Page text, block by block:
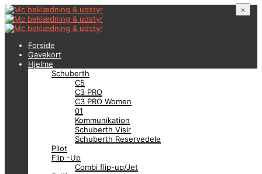
Forside
Gavekort
Hjelme
Schuberth
C5
C3 PRO
C3 PRO Women
01
Kommunikation
Schuberth Visir
Schuberth Reservedele
Pilot
Flip -Up
Combi flip-up/Jet
×